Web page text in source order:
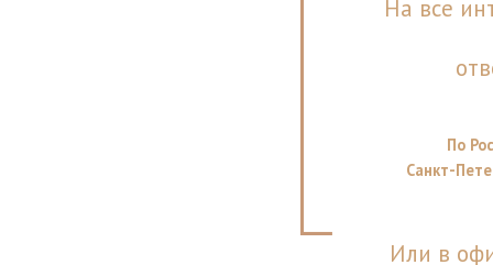
На все
По
Санкт-
Или в